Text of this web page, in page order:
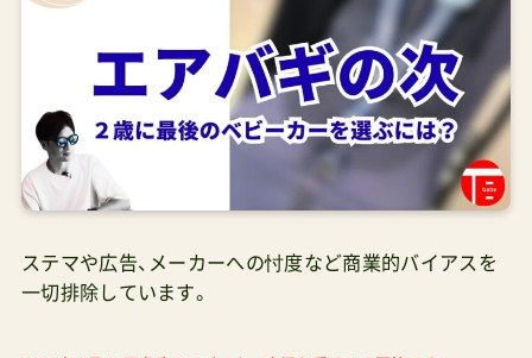
ステマや広告、メーカーへの忖度など商業的バイアスを
一切排除しています。